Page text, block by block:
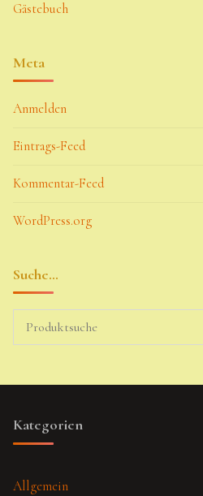
Gästebuch
Meta
Anmelden
Eintrags-Feed
Kommentar-Feed
WordPress.org
Suche…
Kategorien
Allgemein